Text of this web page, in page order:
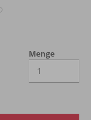
Menge